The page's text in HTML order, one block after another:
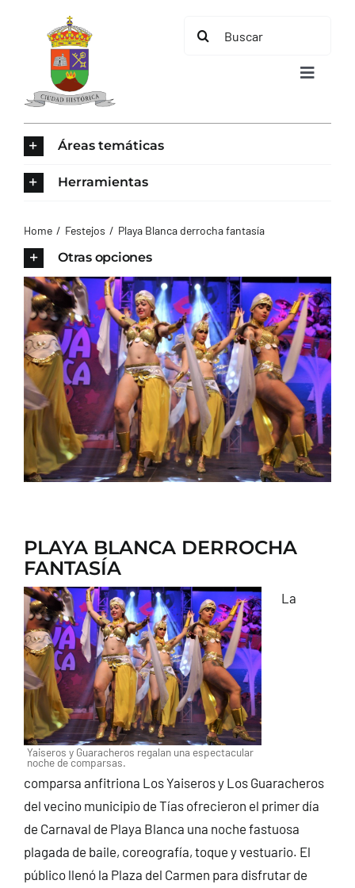
contenido
Buscar:
Toggle
AYUNTAMIENTO
TURISMO
CONTACTO
Áreas temáticas
Herramientas
Home Festejos Playa Blanca derrocha fantasía
Otras opciones
PLAYA BLANCA DERROCHA
FANTASÍA
Yaiseros y Guaracheros regalan una espectacular
noche de comparsas.
La
comparsa anfitriona Los Yaiseros y Los Guaracheros
del vecino municipio de Tías ofrecieron el primer día
de Carnaval de Playa Blanca una noche fastuosa
plagada de baile, coreografía, toque y vestuario. El
público llenó la Plaza del Carmen para disfrutar de